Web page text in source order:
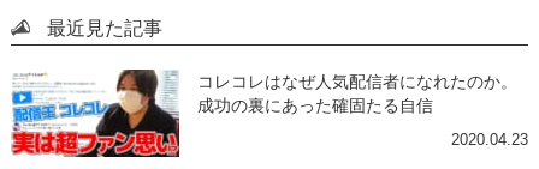
最近見た記事
コレコレはなぜ人気配信者になれたのか。
成功の裏にあった確固たる自信
2020.04.23